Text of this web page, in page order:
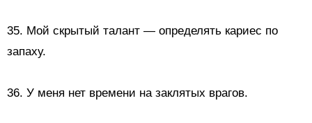
35. Мой скрытый талант — определять кариес по
запаху.
36. У меня нет времени на заклятых врагов.